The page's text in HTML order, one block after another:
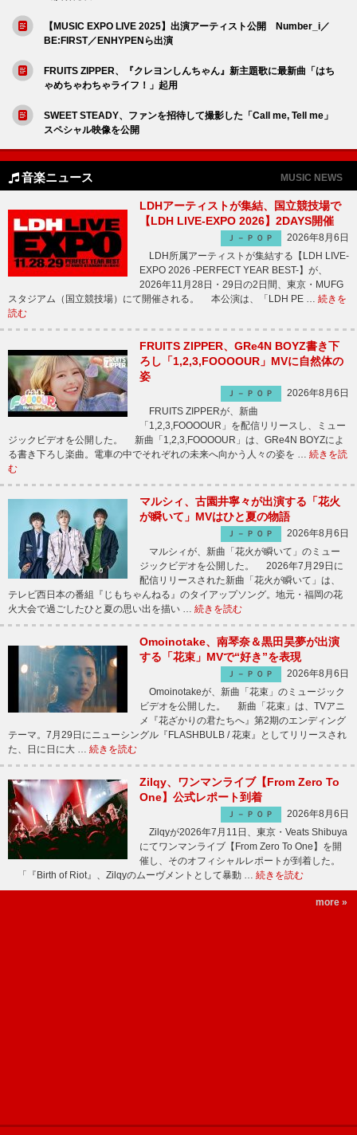
【MUSIC EXPO LIVE 2025】出演アーティスト公開 Number_i／
BE:FIRST／ENHYPENら出演
FRUITS ZIPPER、『クレヨンしんちゃん』新主題歌に最新曲「はち
ゃめちゃわちゃライフ！」起用
SWEET STEADY、ファンを招待して撮影した「Call me, Tell me」
スペシャル映像を公開
音楽ニュース MUSIC NEWS
LDHアーティストが集結、国立競技場で
【LDH LIVE-EXPO 2026】2DAYS開催
Ｊ－ＰＯＰ
2026年8月6日
LDH所属アーティストが集結する【LDH LIVE-
EXPO 2026 -PERFECT YEAR BEST-】が、
2026年11月28日・29日の2日間、東京・MUFG
スタジアム（国立競技場）にて開催される。 本公演は、「LDH PE … 続きを
読む
FRUITS ZIPPER、GRe4N BOYZ書き下
ろし「1,2,3,FOOOOUR」MVに自然体の
姿
Ｊ－ＰＯＰ
2026年8月6日
FRUITS ZIPPERが、新曲
「1,2,3,FOOOOUR」を配信リリースし、ミュー
ジックビデオを公開した。 新曲「1,2,3,FOOOOUR」は、GRe4N BOYZによ
る書き下ろし楽曲。電車の中でそれぞれの未来へ向かう人々の姿を … 続きを読
む
マルシィ、古園井寧々が出演する「花火
が瞬いて」MVはひと夏の物語
Ｊ－ＰＯＰ
2026年8月6日
マルシィが、新曲「花火が瞬いて」のミュー
ジックビデオを公開した。 2026年7月29日に
配信リリースされた新曲「花火が瞬いて」は、
テレビ西日本の番組『じもちゃんねる』のタイアップソング。地元・福岡の花
火大会で過ごしたひと夏の思い出を描い … 続きを読む
Omoinotake、南琴奈＆黒田昊夢が出演
する「花束」MVで“好き”を表現
Ｊ－ＰＯＰ
2026年8月6日
Omoinotakeが、新曲「花束」のミュージック
ビデオを公開した。 新曲「花束」は、TVアニ
メ『花ざかりの君たちへ』第2期のエンディング
テーマ。7月29日にニューシングル『FLASHBULB / 花束』としてリリースされ
た、日に日に大 … 続きを読む
Zilqy、ワンマンライブ【From Zero To
One】公式レポート到着
Ｊ－ＰＯＰ
2026年8月6日
Zilqyが2026年7月11日、東京・Veats Shibuya
にてワンマンライブ【From Zero To One】を開
催し、そのオフィシャルレポートが到着した。
「『Birth of Riot』、Zilqyのムーヴメントとして暴動 … 続きを読む
more »